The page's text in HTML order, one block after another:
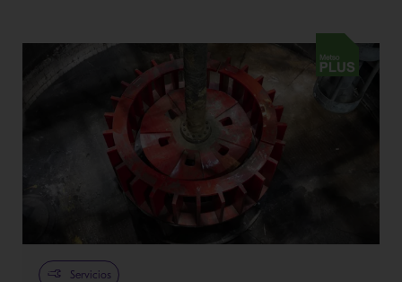
Metso Plus
Servicios